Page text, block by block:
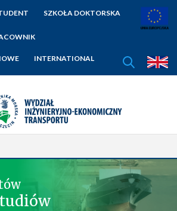
SZKOŁA DOKTORSKA
INTERNATIONALSZUKAJ